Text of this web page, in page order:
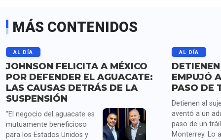
MÁS CONTENIDOS
AL DÍA
JOHNSON FELICITA A MÉXICO
POR DEFENDER EL AGUACATE:
LAS CAUSAS DETRÁS DE LA
SUSPENSIÓN
“El negocio del aguacate es
mutuamente beneficioso
para los Estados Unidos y
AL DÍA
EMPUJÓ
PASO DE
Detienen al
aventó a un
paso de un
Monterrey. Lo